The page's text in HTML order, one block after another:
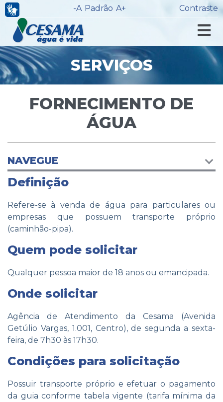
-A Padrão A+ Contraste
SERVIÇOS
FORNECIMENTO DE
ÁGUA
NAVEGUE
Definição
Refere-se à venda de água para particulares ou
empresas que possuem transporte próprio
(caminhão-pipa).
Quem pode solicitar
Qualquer pessoa maior de 18 anos ou emancipada.
Onde solicitar
Agência de Atendimento da Cesama (Avenida
Getúlio Vargas, 1.001, Centro), de segunda a sexta-
feira, de 7h30 às 17h30.
Condições para solicitação
Possuir transporte próprio e efetuar o pagamento
da guia conforme tabela vigente (tarifa mínima da